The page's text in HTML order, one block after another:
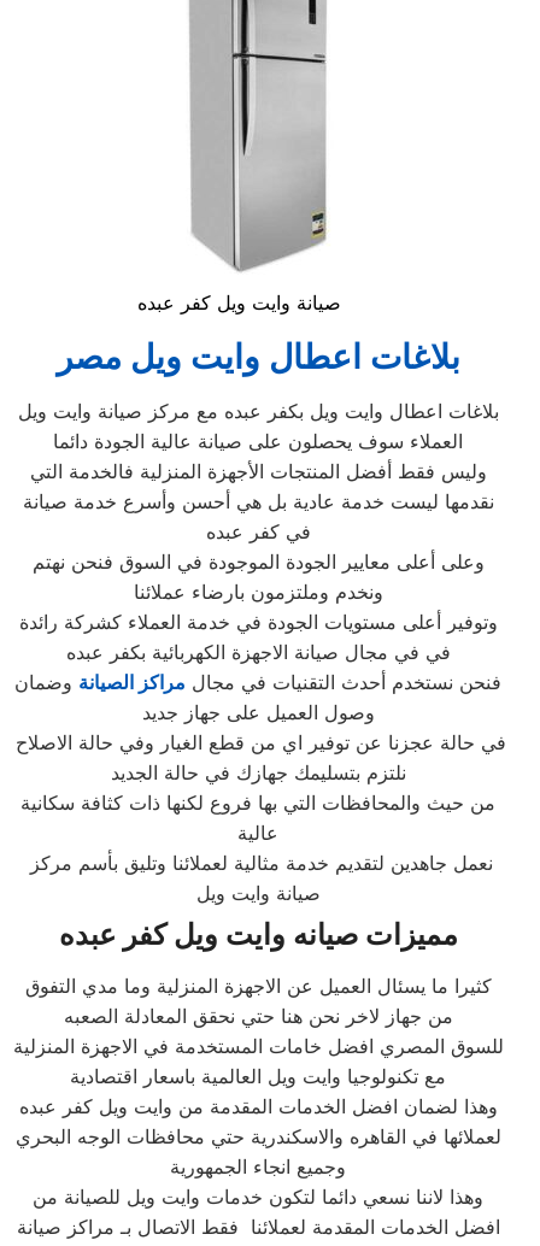
صيانة وايت ويل كفر عبده
بلاغات اعطال وايت ويل مصر
بلاغات اعطال وايت ويل بكفر عبده مع مركز صيانة وايت ويل
العملاء سوف يحصلون على صيانة عالية الجودة دائما
وليس فقط أفضل المنتجات الأجهزة المنزلية فالخدمة التي
نقدمها ليست خدمة عادية بل هي أحسن وأسرع خدمة صيانة
في كفر عبده
وعلى أعلى معايير الجودة الموجودة في السوق فنحن نهتم
ونخدم وملتزمون بارضاء عملائنا
وتوفير أعلى مستويات الجودة في خدمة العملاء كشركة رائدة
في في مجال صيانة الاجهزة الكهربائية بكفر عبده
فنحن نستخدم أحدث التقنيات في مجال مراكز الصيانة وضمان
وصول العميل على جهاز جديد
نلتزم بتسليمك جهازك في حالة الجديد
من حيث والمحافظات التي بها فروع لكنها ذات كثافة سكانية
عالية
صيانة وايت ويل
مميزات صيانه وايت ويل كفر عبده
كثيرا ما يسئال العميل عن الاجهزة المنزلية وما مدي التفوق
من جهاز لاخر نحن هنا حتي نحقق المعادلة الصعبه
للسوق المصري افضل خامات المستخدمة في الاجهزة المنزلية
مع تكنولوجيا وايت ويل العالمية باسعار اقتصادية
وهذا لضمان افضل الخدمات المقدمة من وايت ويل كفر عبده
لعملائها في القاهره والاسكندرية حتي محافظات الوجه البحري
وجميع انجاء الجمهورية
وهذا لاننا نسعي دائما لتكون خدمات وايت ويل للصيانة من
افضل الخدمات المقدمة لعملائنا فقط الاتصال بـ مراكز صيانة